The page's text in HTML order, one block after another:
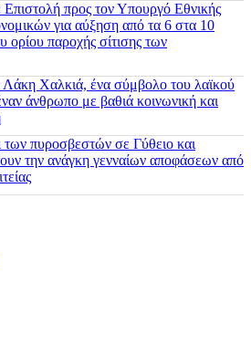
Επιστολή προς τον Υπουργό Εθνικής
για αύξηση από τα 6 στα 10
ορίου παροχής σίτισης των
Λάκη Χαλκιά, ένα σύμβολο του λαϊκού
άνθρωπο με βαθιά κοινωνική και
των πυροσβεστών σε Γύθειο και
την ανάγκη γενναίων αποφάσεων από